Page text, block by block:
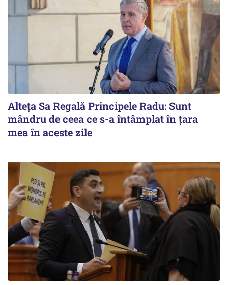
Alteţa Sa Regală Principele Radu: Sunt
mândru de ceea ce s-a întâmplat în ţara
mea în aceste zile